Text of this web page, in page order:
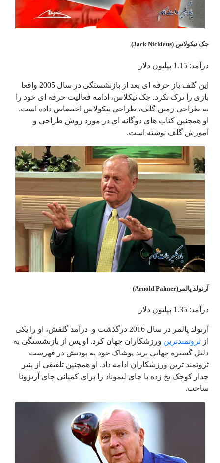
جک نیکولاس (Jack Nicklaus)
درآمد: 1.15 بیلیون دلار
این گلف باز حرفه ای بعد از بازنشستگی در سال 2005 واقعا
بازی را ترک نکرد. جک نیکلاس، ادامه فعالیت حرفه ای خود را
به طراحی زمین گلف، طراحی نیکولاس اختصاص داده است.
او همچنین کتاب های دوگانه ای در مورد روش طراحی و
آموزش گلف نوشته است.
آرنولد پالمر(Arnold Palmer)
درآمد: 1.35 بیلیون دلار
آرنولد پالمر در سال 2016 درگذشت و درآمد گلفش، او را یکی
از ثروتمندترین ورزشکاران جهان کرد. او پس از بازنشستگی به
دلیل گستره جهانی برند پوشاک خود به بودنش در فهرست
ثروتمند ترین ورزشکاران ادامه داد. او همچنین تلفیقی از پنیر
چدار کوچک یخ زده با چای لیموناد را برای کمپانی چای آریزونا
ساخت.